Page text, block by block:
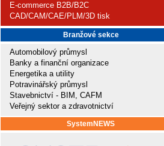
E-commerce B2B/B2C
CAD/CAM/CAE/PLM/3D tisk
Branžové sekce
Automobilový průmysl
Banky a finanční organizace
Energetika a utility
Potravinářský průmysl
Stavebnictví - BIM, CAFM
Veřejný sektor a zdravotnictví
SystemNEWS